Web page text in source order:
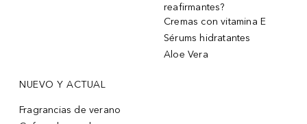
reafirmantes?
Cremas con vitamina E
Sérums hidratantes
Aloe Vera
NUEVO Y ACTUAL
Fragrancias de verano